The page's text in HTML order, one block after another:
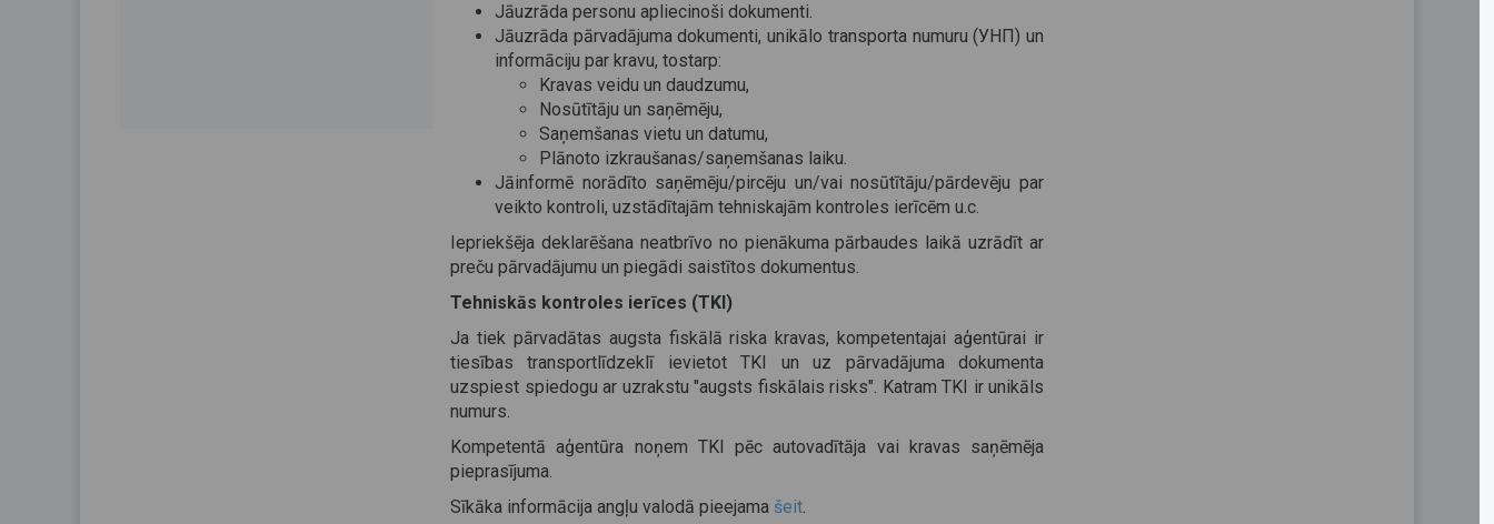
Jāuzrāda personu apliecinoši dokumenti.
Jāuzrāda pārvadājuma dokumenti, unikālo transporta numuru (УНП) un
informāciju par kravu, tostarp:
Kravas veidu un daudzumu,
Nosūtītāju un saņēmēju,
Saņemšanas vietu un datumu,
Plānoto izkraušanas/saņemšanas laiku.
Jāinformē norādīto saņēmēju/pircēju un/vai nosūtītāju/pārdevēju par
veikto kontroli, uzstādītajām tehniskajām kontroles ierīcēm u.c.
Iepriekšēja deklarēšana neatbrīvo no pienākuma pārbaudes laikā uzrādīt ar
preču pārvadājumu un piegādi saistītos dokumentus.
Tehniskās kontroles ierīces (TKI)
Ja tiek pārvadātas augsta fiskālā riska kravas, kompetentajai aģentūrai ir
tiesības transportlīdzeklī ievietot TKI un uz pārvadājuma dokumenta
uzspiest spiedogu ar uzrakstu "augsts fiskālais risks". Katram TKI ir unikāls
numurs.
Kompetentā aģentūra noņem TKI pēc autovadītāja vai kravas saņēmēja
pieprasījuma.
Sīkāka informācija angļu valodā pieejama šeit.